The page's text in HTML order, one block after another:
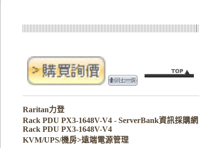
Raritan力登
Rack PDU PX3-1648V-V4 - ServerBank資訊採購網
Rack PDU PX3-1648V-V4
KVM/UPS/機房>遠端電源管理